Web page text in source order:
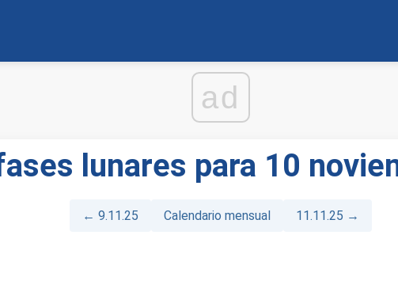
ad
lunares para 10
← 9.11.25 Calendario mensual 11.11.25 →